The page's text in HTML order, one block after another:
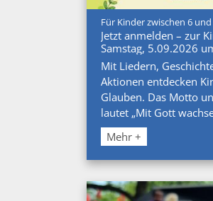
Für Kinder zwischen 6 und
Jetzt anmelden – zur
Samstag, 5.09.2026
Mit Liedern,
Aktionen entdecken
Glauben. Das Motto
lautet „Mit Gott
Mehr +